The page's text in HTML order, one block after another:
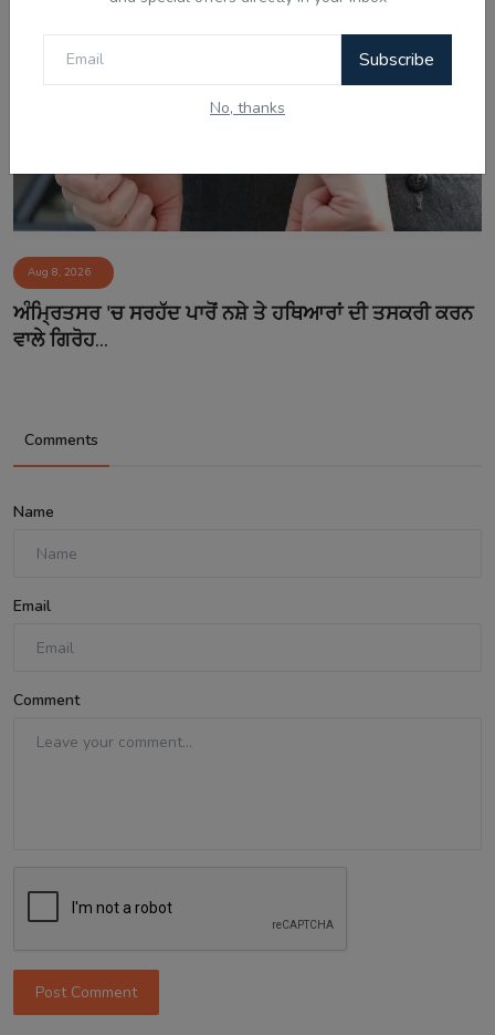
Subscribe
No, thanks
Aug 8, 2026
ਅੰਮ੍ਰਿਤਸਰ 'ਚ ਸਰਹੱਦ ਪਾਰੋਂ ਨਸ਼ੇ ਤੇ ਹਥਿਆਰਾਂ ਦੀ ਤਸਕਰੀ ਕਰਨ
ਵਾਲੇ ਗਿਰੋਹ...
Comments
Name
Email
Comment
Post Comment